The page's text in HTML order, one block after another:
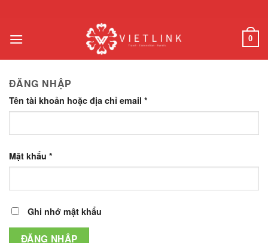
nội
0
ĐĂNG NHẬP
Tên tài khoản hoặc địa chỉ email *
Mật khẩu *
Ghi nhớ mật khẩu
ĐĂNG NHẬP